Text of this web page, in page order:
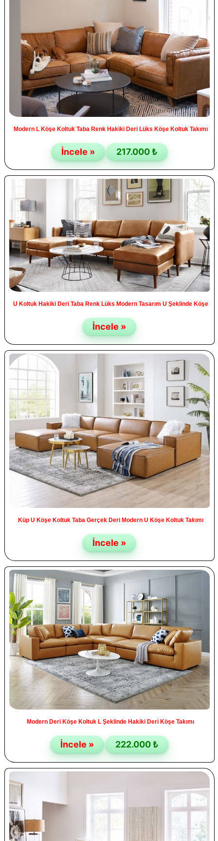
Modern L Köşe Koltuk Taba Renk Hakiki Deri Lüks Köşe Koltuk Takımı
İncele » 217.000 ₺
U Koltuk Hakiki Deri Taba Renk Lüks Modern Tasarım U Şeklinde Köşe
İncele »
Küp U Köşe Koltuk Taba Gerçek Deri Modern U Köşe Koltuk Takımı
İncele »
Modern Deri Köşe Koltuk L Şeklinde Hakiki Deri Köşe Takımı
İncele » 222.000 ₺